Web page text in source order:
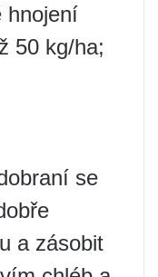
hnojení
50 kg/ha;
se
a zásobit